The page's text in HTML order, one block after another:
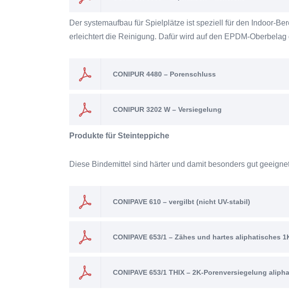
Der systemaufbau für Spielplätze ist speziell für den Indoor-
erleichtert die Reinigung. Dafür wird auf den EPDM-
CONIPUR 4480 – Porenschluss
CONIPUR 3202 W – Versiegelung
Produkte für Steinteppiche
Diese Bindemittel sind härter und damit besonders gut
CONIPAVE 610 – vergilbt (nicht UV-stabil)
CONIPAVE 653/1 – Zähes und hartes aliphatisches
CONIPAVE 653/1 THIX – 2K-Porenversiegelung